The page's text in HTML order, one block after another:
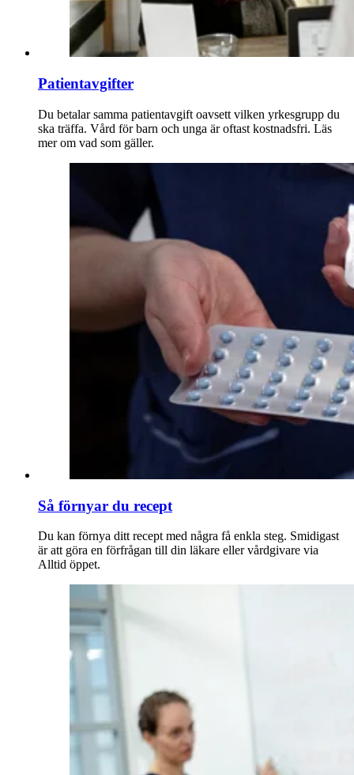
Patientavgifter
Du betalar samma patientavgift oavsett vilken yrkesgrupp du
ska träffa. Vård för barn och unga är oftast kostnadsfri. Läs
mer om vad som gäller.
Så förnyar du recept
Du kan förnya ditt recept med några få enkla steg. Smidigast
är att göra en förfrågan till din läkare eller vårdgivare via
Alltid öppet.